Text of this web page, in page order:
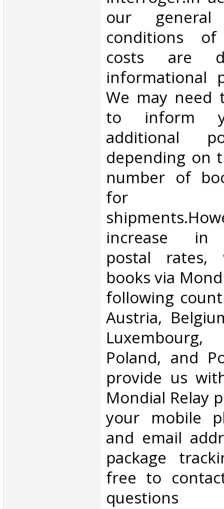
our
conditions of
costs are
informational
We may need
to inform
additional
depending on
number of
for
increase in
postal
books via
following
Austria,
Poland, and
provide us
Mondial Relay
your mobile
and email
package
free to
questions‎